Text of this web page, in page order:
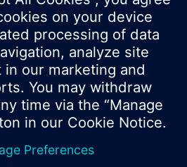
2017
können pro Land